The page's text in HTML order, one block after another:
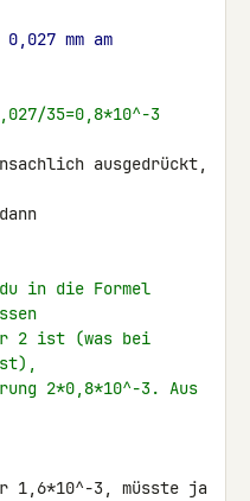
mm am
35=0,8*10^-3
ausgedrückt,
in die Formel
2 ist (was bei
2*0,8*10^-3. Aus
1,6*10^-3, müsste ja